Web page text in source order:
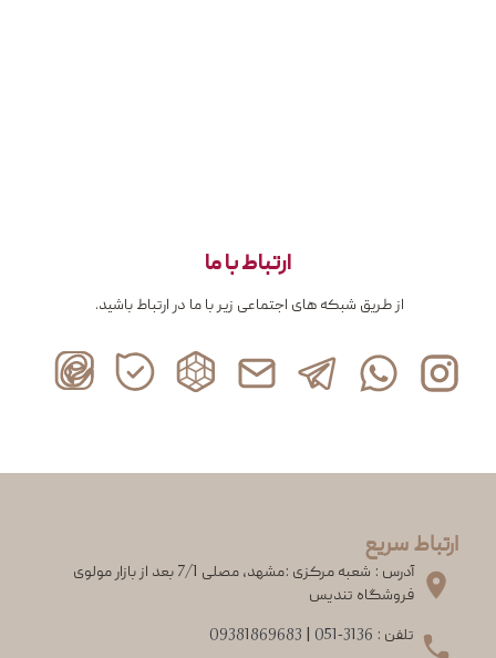
ارتباط با ما
از طریق شبکه های اجتماعی زیر با ما در ارتباط باشید.
ارتباط سریع
آدرس : شعبه مرکزی :مشهد، مصلی 7/1 بعد از بازار مولوی
فروشگاه تندیس
تلفن : 051-3136
09381869683